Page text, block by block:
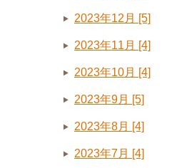
2023年12月 [5]
2023年11月 [4]
2023年10月 [4]
2023年9月 [5]
2023年8月 [4]
2023年7月 [4]